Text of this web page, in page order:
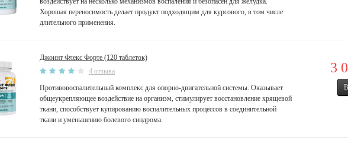
Хорошая переносимость делает продукт подходящим для курсового, в том числе
длительного применения.
Джоинт Флекс Форте (120 таблеток)
4 отзыва
Противовоспалительный комплекс для опорно-двигательной системы. Оказывает
общеукрепляющее воздействие на организм, стимулирует восстановление хрящевой
ткани, способствует купированию воспалительных процессов в соединительной
ткани и уменьшению болевого синдрома.
3